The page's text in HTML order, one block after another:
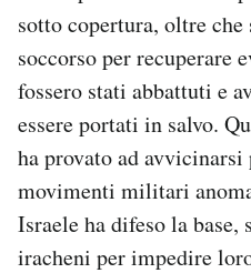
sotto copertura, oltre
soccorso per recuperare
fossero stati abbattuti e
essere portati in salvo.
ha provato ad
movimenti militari
Israele ha difeso la base,
iracheni per impedire